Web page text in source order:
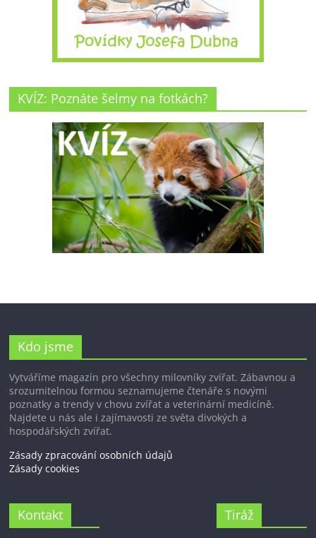
KVÍZ: Poznáte šelmy na fotkách?
Kdo jsme
Vytváříme magazín pro všechny milovníky zvířat. Zábavnou a
srozumitelnou formou seznamujeme čtenáře s novými
poznatky a trendy v chovu zvířat a veterinární medicíně.
Najdete u nás ale i zajímavosti ze světa divokých a
hospodářských zvířat.
Zásady zpracování osobních údajů
Zásady cookies
Kontakt Tiráž